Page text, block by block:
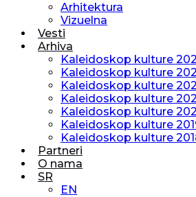
Arhitektura
Vizuelna
Vesti
Arhiva
Kaleidoskop kulture
Kaleidoskop kulture
Kaleidoskop kulture
Kaleidoskop kulture
Kaleidoskop kulture
Kaleidoskop kulture
Kaleidoskop kulture
Partneri
O nama
SR
EN